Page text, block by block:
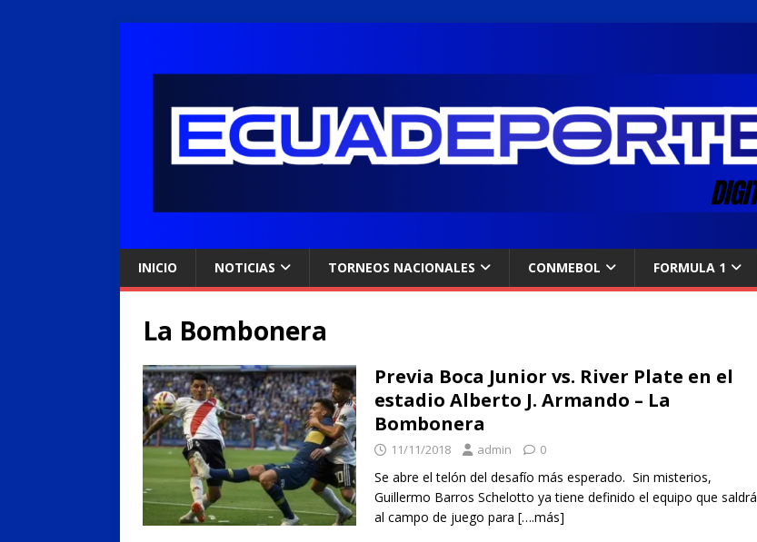
INICIO NOTICIAS TORNEOS NACIONALES CONMEBOL FORMULA 1
La Bombonera
Previa Boca Junior vs. River Plate en el
estadio Alberto J. Armando – La
Bombonera
11/11/2018 admin 0
Se abre el telón del desafío más esperado. Sin misterios,
Guillermo Barros Schelotto ya tiene definido el equipo que saldrá
al campo de juego para [….más]